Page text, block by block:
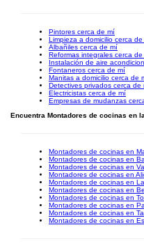
Pintores cerca de mí
Limpieza a domicilio cerca de
Albañiles cerca de mí
Reformas integrales cerca de
Instalación de aire
Fontaneros cerca de mí
Manitas a domicilio cerca de
Detectives privados cerca de
Electricistas cerca de mí
Empresas de mudanzas
Encuentra Montadores de cocinas en
Montadores de cocinas en
Montadores de cocinas en
Montadores de cocinas en
Montadores de cocinas en
Montadores de cocinas en
Montadores de cocinas en
Montadores de cocinas en
Montadores de cocinas en
Montadores de cocinas en
Montadores de cocinas en